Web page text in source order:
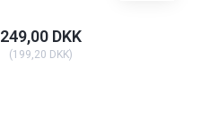
249,00 DKK
(199,20 DKK)